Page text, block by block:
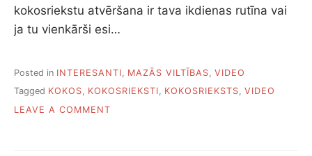
kokosriekstu atvēršana ir tava ikdienas rutīna vai
ja tu vienkārši esi…
Posted in INTERESANTI MAZĀS VILTĪBAS VIDEO
Tagged KOKOS, KOKOSRIEKSTI, KOKOSRIEKSTS, VIDEO
LEAVE A COMMENT